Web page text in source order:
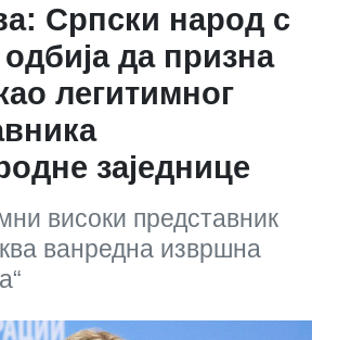
Српски народ с
да призна
легитимног
заједнице
високи представник
ванредна извршна